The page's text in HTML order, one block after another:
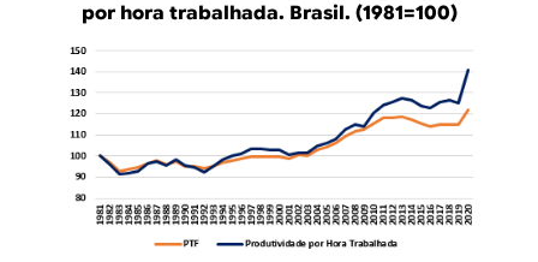
por hora trabalhada. Brasil. (1981=100)